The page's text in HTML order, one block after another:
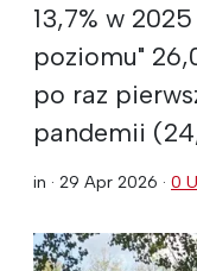
13,7% w
poziomu"
po raz
pandemii
in · 29 Apr 2026 · 0